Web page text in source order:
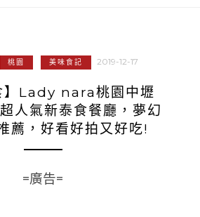
桃園 美味食記 2019-12-17
】Lady nara桃園中壢
人氣新泰食餐廳，夢幻
薦，好看好拍又好吃!
=廣告=